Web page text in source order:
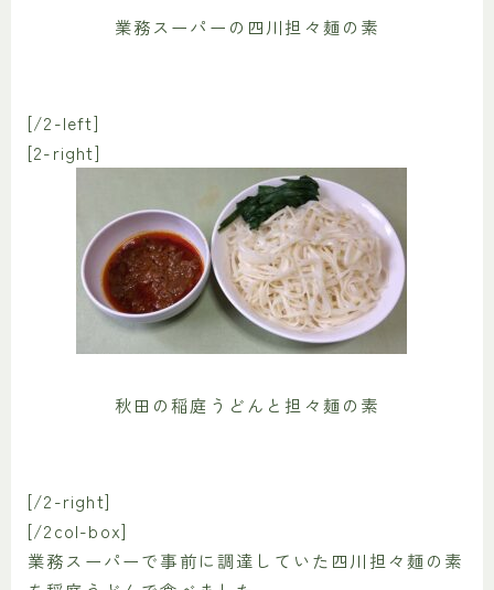
業務スーパーの四川担々麺の素
[/2-left]
[2-right]
秋田の稲庭うどんと担々麺の素
[/2-right]
[/2col-box]
業務スーパーで事前に調達していた四川担々麺の素